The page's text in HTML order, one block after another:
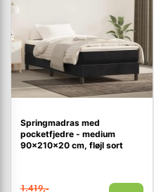
Springmadras med
pocketfjedre - medium
90×210×20 cm, fløjl sort
1.419,-